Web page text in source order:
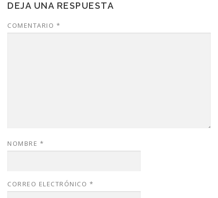
DEJA UNA RESPUESTA
COMENTARIO *
NOMBRE *
CORREO ELECTRÓNICO *